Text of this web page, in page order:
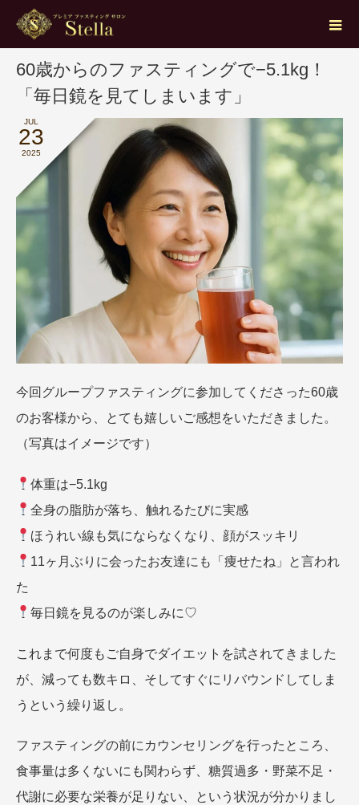
ブログ ファスティング
60歳からのファスティングで−5.1kg！
「毎日鏡を見てしまいます」
JUL
23
2025
今回グループファスティングに参加してくださった60歳
のお客様から、とても嬉しいご感想をいただきました。
（写真はイメージです）
体重は−5.1kg
全身の脂肪が落ち、触れるたびに実感
ほうれい線も気にならなくなり、顔がスッキリ
11ヶ月ぶりに会ったお友達にも「痩せたね」と言われ
た
毎日鏡を見るのが楽しみに♡
これまで何度もご自身でダイエットを試されてきました
が、減っても数キロ、そしてすぐにリバウンドしてしま
うという繰り返し。
ファスティングの前にカウンセリングを行ったところ、
食事量は多くないにも関わらず、糖質過多・野菜不足・
代謝に必要な栄養が足りない、という状況が分かりまし